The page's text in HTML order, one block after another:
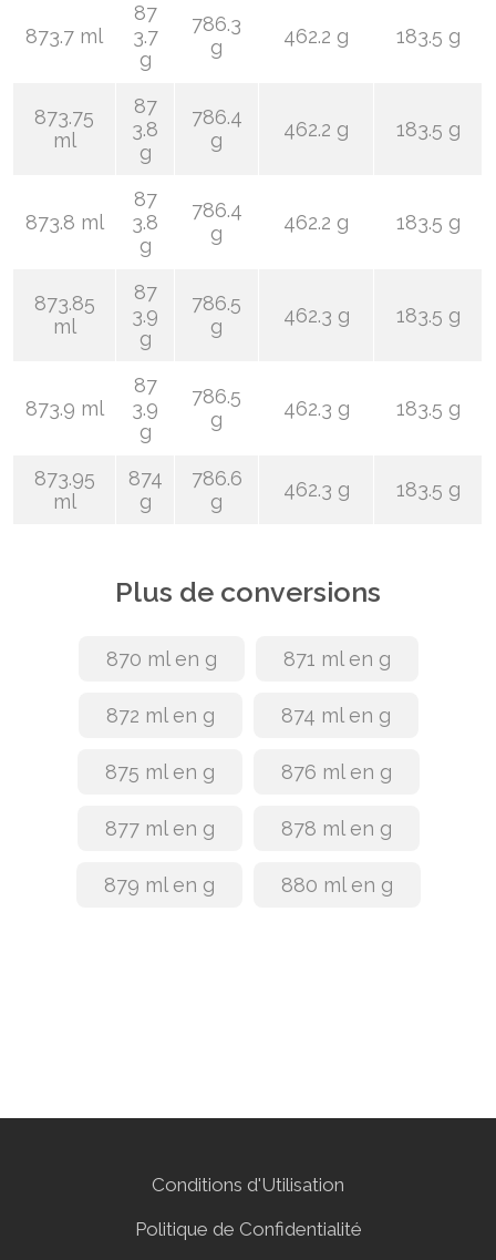
873.7 ml
87
3.7
g
786.3
g
462.2 g 183.5 g
873.75
ml
87
3.8
g
786.4
g
462.2 g 183.5 g
873.8 ml
87
3.8
g
786.4
g
462.2 g 183.5 g
873.85
ml
87
3.9
g
786.5
g
462.3 g 183.5 g
873.9 ml
87
3.9
g
786.5
g
462.3 g 183.5 g
873.95
ml
874
g
786.6
g
462.3 g 183.5 g
Plus de conversions
870 ml en g 871 ml en g
872 ml en g 874 ml en g
875 ml en g 876 ml en g
877 ml en g 878 ml en g
879 ml en g 880 ml en g
Conditions d'Utilisation
Politique de Confidentialité